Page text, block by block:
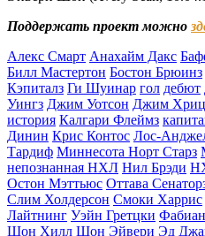
Поддержать проект можно
Алекс Смарт Анахайм Дакс
Билл Мастертон Бостон Брюинз
Кэпиталз Ги Шуинар гол дебют
Уингз Джим Уотсон Джим
история Калгари Флеймз
Динин Крис Контос Лос-
Тардиф Миннесота Норт Старз
непознанная НХЛ Нил Брэди
Остон Мэттьюс Оттава
Слим Холдерсон Смоки Харрис
Лайтнинг Уэйн Гретцки
Шон Хилл Шон Эйвери Эд